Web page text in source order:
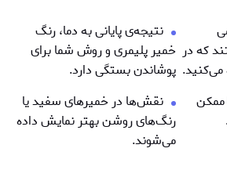
که در
نتيجه‌ی پایانی به دما، رنگ
خمیر پلیمری و روش شما برای
پوشاندن بستگی دارد.
نقش‌ها در خمیرهای سفید یا
رنگ‌های روشن بهتر نمایش داده
می‌شوند.